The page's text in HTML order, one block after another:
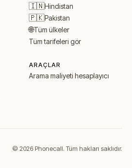
🇮🇳Hindistan
🇵🇰Pakistan
🌐Tüm ülkeler
Tüm tarifeleri gör
ARAÇLAR
Arama maliyeti hesaplayıcı
© 2026 Phonecall. Tüm hakları saklıdır.